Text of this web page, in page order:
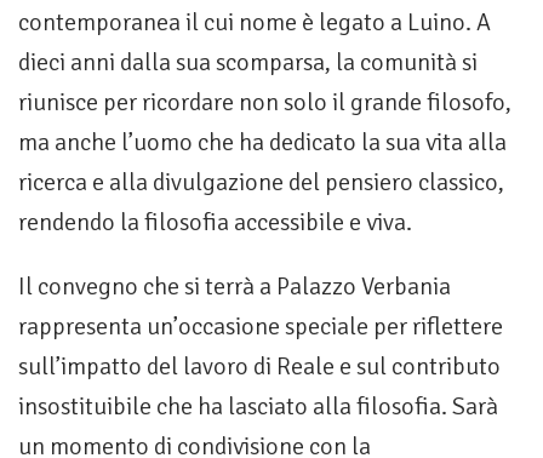
contemporanea il cui nome è legato a Luino. A
dieci anni dalla sua scomparsa, la comunità si
riunisce per ricordare non solo il grande filosofo,
ma anche l’uomo che ha dedicato la sua vita alla
ricerca e alla divulgazione del pensiero classico,
rendendo la filosofia accessibile e viva.
Il convegno che si terrà a Palazzo Verbania
rappresenta un’occasione speciale per riflettere
sull’impatto del lavoro di Reale e sul contributo
insostituibile che ha lasciato alla filosofia. Sarà
un momento di condivisione con la